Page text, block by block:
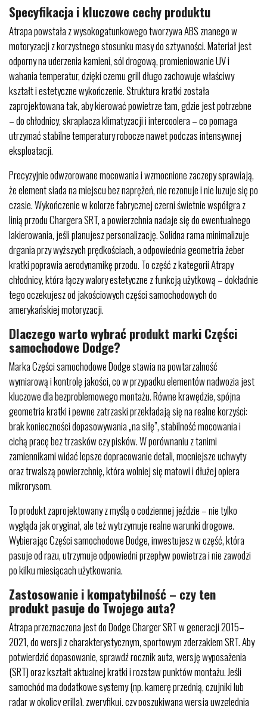
Specyfikacja i kluczowe cechy produktu
Atrapa powstała z wysokogatunkowego tworzywa ABS znanego w
motoryzacji z korzystnego stosunku masy do sztywności. Materiał jest
odporny na uderzenia kamieni, sól drogową, promieniowanie UV i
wahania temperatur, dzięki czemu grill długo zachowuje właściwy
kształt i estetyczne wykończenie. Struktura kratki została
zaprojektowana tak, aby kierować powietrze tam, gdzie jest potrzebne
– do chłodnicy, skraplacza klimatyzacji i intercoolera – co pomaga
utrzymać stabilne temperatury robocze nawet podczas intensywnej
eksploatacji.
Precyzyjnie odwzorowane mocowania i wzmocnione zaczepy sprawiają,
że element siada na miejscu bez naprężeń, nie rezonuje i nie luzuje się po
czasie. Wykończenie w kolorze fabrycznej czerni świetnie współgra z
linią przodu Chargera SRT, a powierzchnia nadaje się do ewentualnego
lakierowania, jeśli planujesz personalizację. Solidna rama minimalizuje
drgania przy wyższych prędkościach, a odpowiednia geometria żeber
kratki poprawia aerodynamikę przodu. To część z kategorii Atrapy
chłodnicy, która łączy walory estetyczne z funkcją użytkową – dokładnie
tego oczekujesz od jakościowych części samochodowych do
amerykańskiej motoryzacji.
Dlaczego warto wybrać produkt marki Części
samochodowe Dodge?
Marka Części samochodowe Dodge stawia na powtarzalność
wymiarową i kontrolę jakości, co w przypadku elementów nadwozia jest
kluczowe dla bezproblemowego montażu. Równe krawędzie, spójna
geometria kratki i pewne zatrzaski przekładają się na realne korzyści:
brak konieczności dopasowywania „na siłę”, stabilność mocowania i
cichą pracę bez trzasków czy pisków. W porównaniu z tanimi
zamiennikami widać lepsze dopracowanie detali, mocniejsze uchwyty
oraz trwalszą powierzchnię, która wolniej się matowi i dłużej opiera
mikrorysom.
To produkt zaprojektowany z myślą o codziennej jeździe – nie tylko
wygląda jak oryginał, ale też wytrzymuje realne warunki drogowe.
Wybierając Części samochodowe Dodge, inwestujesz w część, która
pasuje od razu, utrzymuje odpowiedni przepływ powietrza i nie zawodzi
po kilku miesiącach użytkowania.
Zastosowanie i kompatybilność – czy ten
produkt pasuje do Twojego auta?
Atrapa przeznaczona jest do Dodge Charger SRT w generacji 2015–
2021, do wersji z charakterystycznym, sportowym zderzakiem SRT. Aby
potwierdzić dopasowanie, sprawdź rocznik auta, wersję wyposażenia
(SRT) oraz kształt aktualnej kratki i rozstaw punktów montażu. Jeśli
samochód ma dodatkowe systemy (np. kamerę przednią, czujniki lub
radar w okolicy grilla), zweryfikuj, czy poszukiwana wersja uwzględnia